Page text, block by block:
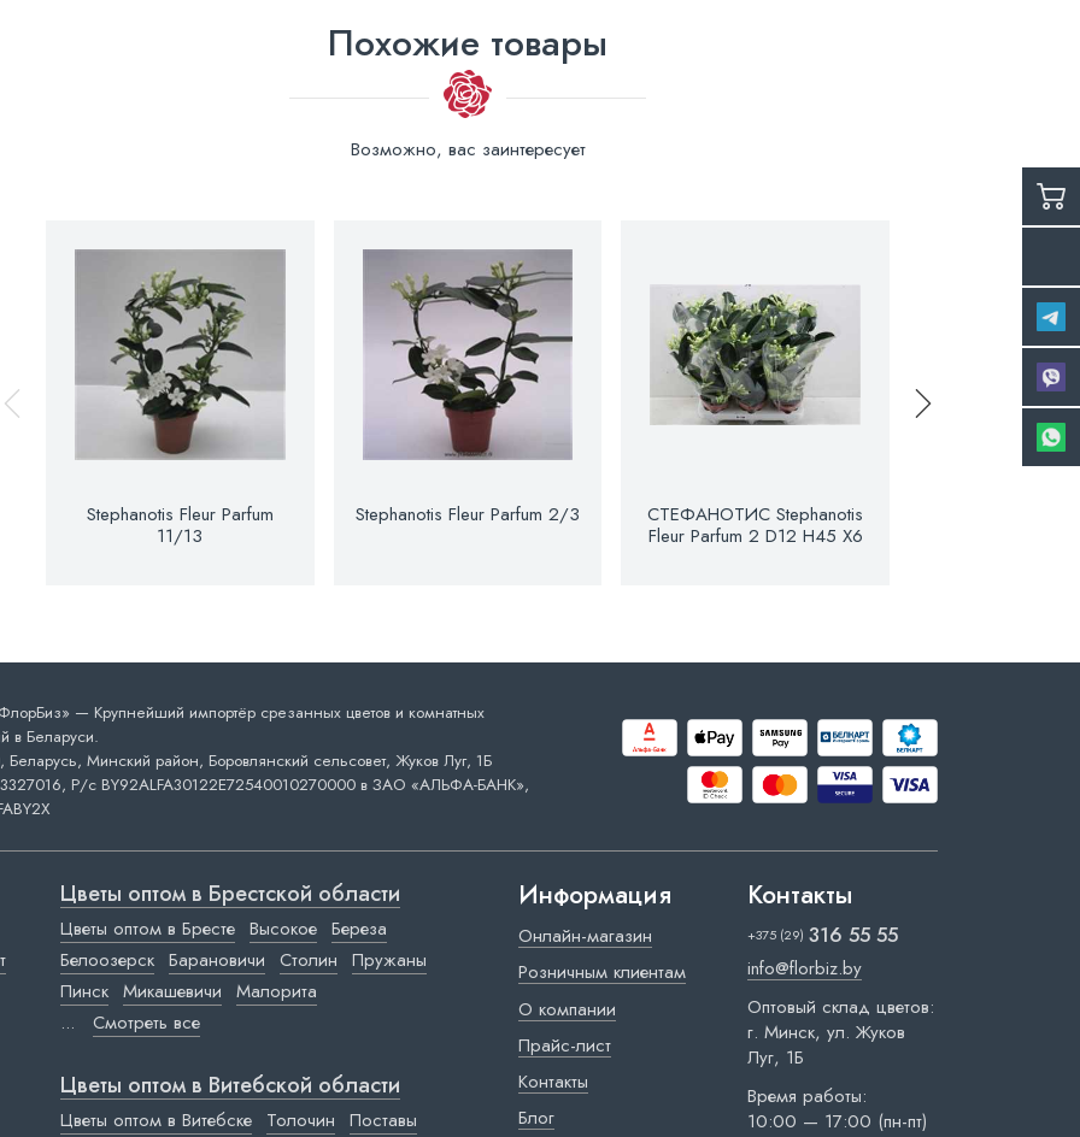
Похожие товары
Возможно, вас заинтересует
Stephanotis Fleur Parfum
11/13
Stephanotis Fleur Parfum 2/3
СТЕФАНОТИС Stephanotis
Fleur Parfum 2 D12 H45 X6
— Крупнейший импортёр срезанных цветов и комнатных
в Беларуси.
Минский район, Боровлянский сельсовет, Жуков Луг, 1Б
Р/с BY92ALFA30122E72540010270000 в ЗАО «АЛЬФА-БАНК»,
Цветы оптом в Брестской области
Цветы оптом в Бресте Высокое Береза
Белоозерск Барановичи Столин Пружаны
Пинск Микашевичи Малорита
... Смотреть все
Цветы оптом в Витебской области
Цветы оптом в Витебске Толочин Поставы
Информация
Онлайн-магазин
Розничным клиентам
О компании
Прайс-лист
Контакты
Блог
Контакты
+375 (29) 316 55 55
info@florbiz.by
Оптовый склад цветов:
г. Минск, ул. Жуков
Луг, 1Б
Время работы:
10:00 — 17:00 (пн-пт)